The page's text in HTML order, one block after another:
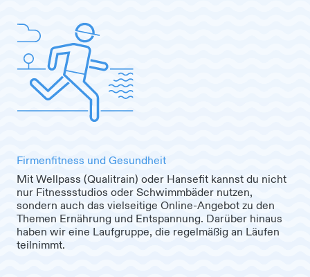
Firmenfitness und Gesundheit
Mit Wellpass (Qualitrain) oder Hansefit kannst du nicht
nur Fitnessstudios oder Schwimmbäder nutzen,
sondern auch das vielseitige Online-Angebot zu den
Themen Ernährung und Entspannung. Darüber hinaus
haben wir eine Laufgruppe, die regelmäßig an Läufen
teilnimmt.